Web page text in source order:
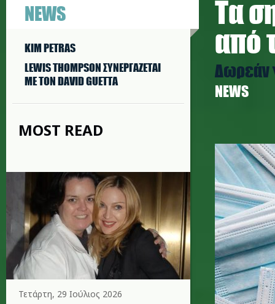
NEWS
KIM PETRAS
LEWIS THOMPSON ΣΥΝΕΡΓAΖΕΤΑΙ
ΜΕ ΤΟΝ DAVID GUETTA
MOST READ
Τετάρτη, 29 Ιούλιος 2026
Τα
από
Δωρεάν
NEWS